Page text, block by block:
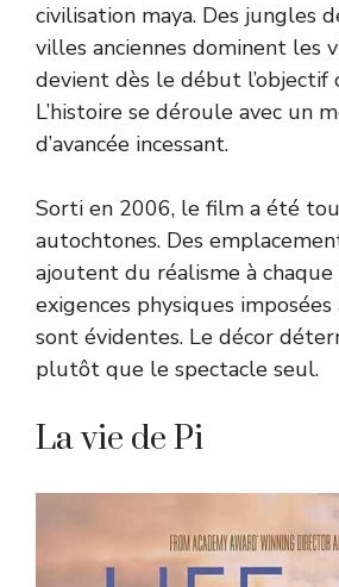
civilisation maya. Des jungles
villes anciennes dominent les
devient dès le début l’objectif
L’histoire se déroule avec un
d’avancée incessant.
Sorti en 2006, le film a été
autochtones. Des
ajoutent du réalisme à
exigences physiques
sont évidentes. Le décor
plutôt que le spectacle seul.
La vie de Pi